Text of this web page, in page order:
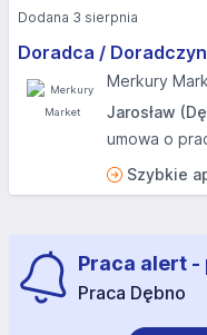
Doradca /
Merkury
Jarosław
umowa o
Szybkie
Dodana 3 sierpnia
Praca alert
Praca Dębno